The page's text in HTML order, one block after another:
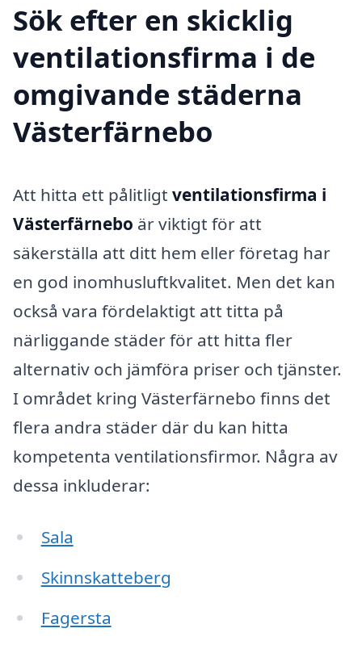
Sök efter en skicklig
ventilationsfirma i de
omgivande städerna
Västerfärnebo
Att hitta ett pålitligt ventilationsfirma i
Västerfärnebo är viktigt för att
säkerställa att ditt hem eller företag har
en god inomhusluftkvalitet. Men det kan
också vara fördelaktigt att titta på
närliggande städer för att hitta fler
alternativ och jämföra priser och tjänster.
I området kring Västerfärnebo finns det
flera andra städer där du kan hitta
kompetenta ventilationsfirmor. Några av
dessa inkluderar:
Sala
Skinnskatteberg
Fagersta